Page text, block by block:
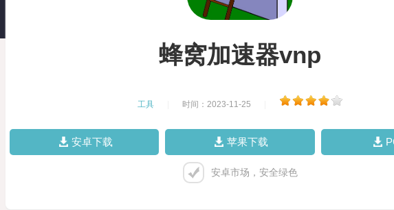
蜂窝加速器vnp
工具 时间：2023-11-25
安卓下载 苹果下载
安卓市场，安全绿色